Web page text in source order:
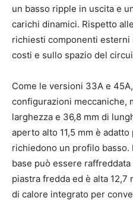
un basso ripple in uscita e
carichi dinamici. Rispetto
richiesti componenti esterni
costi e sullo spazio del
Come le versioni 33A e
configurazioni meccaniche,
larghezza e 36,8 mm di
aperto alto 11,5 mm è
richiedono un profilo basso.
base può essere
piastra fredda ed è alta
di calore integrato per